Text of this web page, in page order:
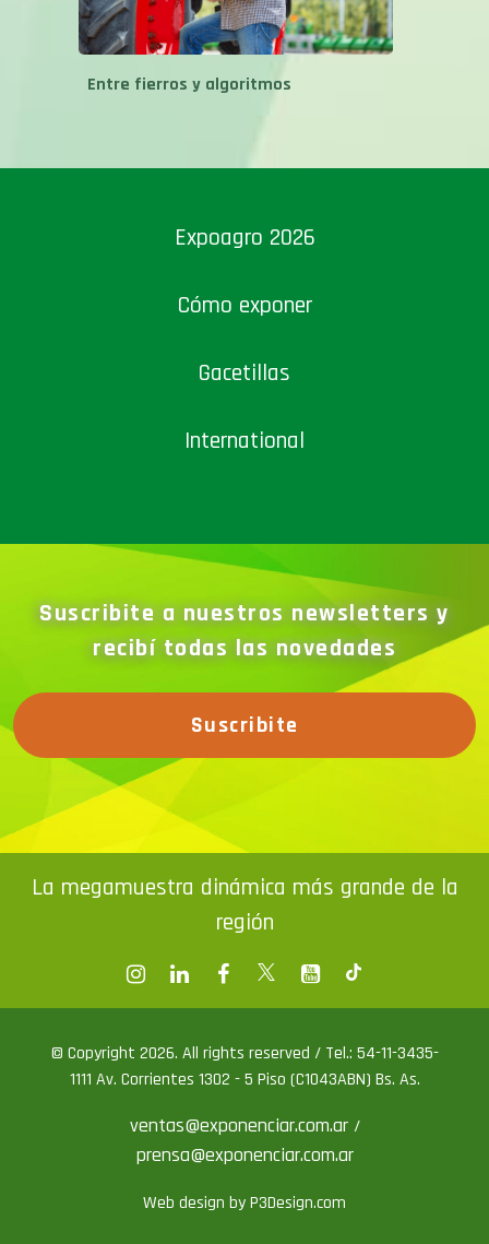
Entre fierros y algoritmos
Expoagro 2026
Cómo exponer
Gacetillas
International
Suscribite a nuestros newsletters y
recibí todas las novedades
Suscribite
La megamuestra dinámica más grande de la
región
© Copyright 2026. All rights reserved / Tel.: 54-11-3435-
1111 Av. Corrientes 1302 - 5 Piso (C1043ABN) Bs. As.
ventas@exponenciar.com.ar /
prensa@exponenciar.com.ar
Web design by P3Design.com